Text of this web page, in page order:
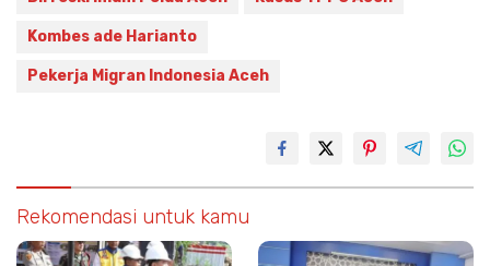
Kombes ade Harianto
Pekerja Migran Indonesia Aceh
Rekomendasi untuk kamu